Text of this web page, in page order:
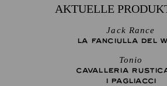
AKTUELLE
Jack Rance
LA FANCIULLA DEL
Tonio
CAVALLERIA
I PAGLIACCI